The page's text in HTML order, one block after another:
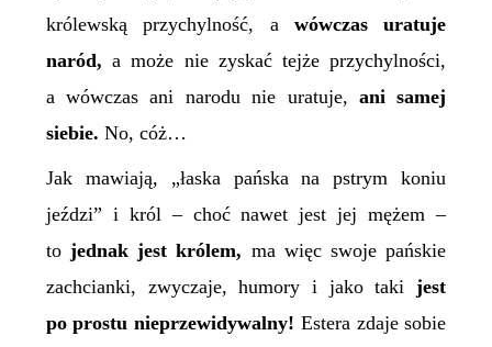
królewską przychylność, a wówczas uratuje
naród, a może nie zyskać tejże przychylności,
a wówczas ani narodu nie uratuje, ani samej
siebie. No, cóż…
Jak mawiają, „łaska pańska na pstrym koniu
jeździ” i król – choć nawet jest jej mężem –
tojednak jest królem, ma więc swoje pańskie
zachcianki, zwyczaje, humory i jako taki jest
po prostu nieprzewidywalny! Estera zdaje sobie